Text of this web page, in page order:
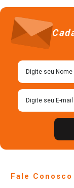
Fale Conosco